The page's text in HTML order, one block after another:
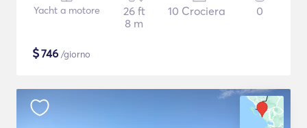
Yacht a motore
26 ft
8 m
10 Crociera 0
$746 /giorno